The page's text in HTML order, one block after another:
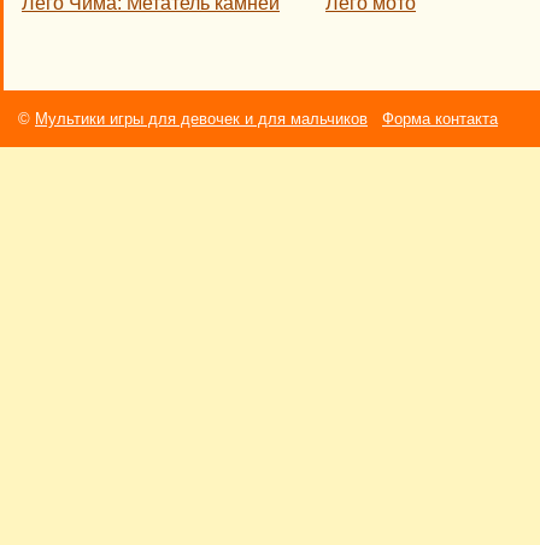
© Мультики игры для девочек и для мальчиков Форма контакта